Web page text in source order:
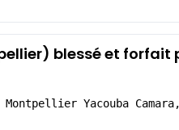
blessé et forfait
Yacouba